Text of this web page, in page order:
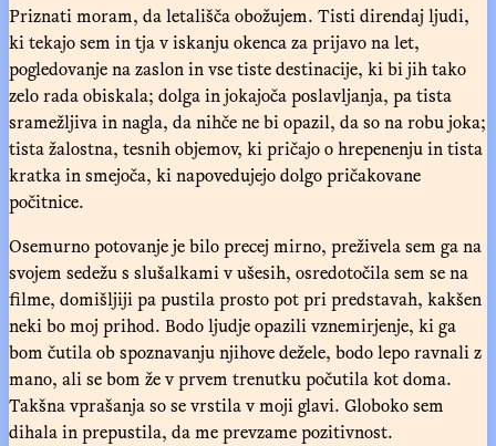
Priznati moram, da letališča obožujem. Tisti direndaj ljudi,
ki tekajo sem in tja v iskanju okenca za prijavo na let,
pogledovanje na zaslon in vse tiste destinacije, ki bi jih tako
zelo rada obiskala; dolga in jokajoča poslavljanja, pa tista
sramežljiva in nagla, da nihče ne bi opazil, da so na robu joka;
tista žalostna, tesnih objemov, ki pričajo o hrepenenju in tista
kratka in smejoča, ki napovedujejo dolgo pričakovane
počitnice.
Osemurno potovanje je bilo precej mirno, preživela sem ga na
svojem sedežu s slušalkami v ušesih, osredotočila sem se na
filme, domišljiji pa pustila prosto pot pri predstavah, kakšen
neki bo moj prihod. Bodo ljudje opazili vznemirjenje, ki ga
bom čutila ob spoznavanju njihove dežele, bodo lepo ravnali z
mano, ali se bom že v prvem trenutku počutila kot doma.
Takšna vprašanja so se vrstila v moji glavi. Globoko sem
dihala in prepustila, da me prevzame pozitivnost.